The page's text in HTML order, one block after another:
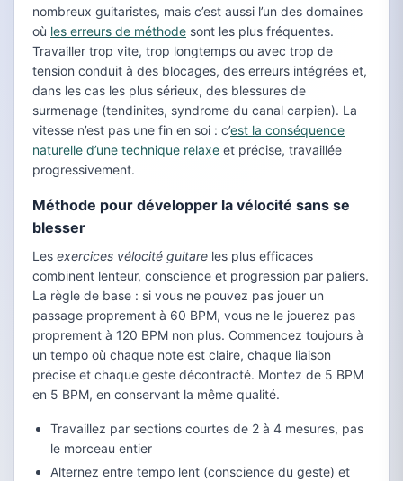
nombreux guitaristes, mais c’est aussi l’un des domaines
où les erreurs de méthode sont les plus fréquentes.
Travailler trop vite, trop longtemps ou avec trop de
tension conduit à des blocages, des erreurs intégrées et,
dans les cas les plus sérieux, des blessures de
surmenage (tendinites, syndrome du canal carpien). La
vitesse n’est pas une fin en soi : c’est la conséquence
naturelle d’une technique relaxe et précise, travaillée
progressivement.
Méthode pour développer la vélocité sans se
blesser
Les exercices vélocité guitare les plus efficaces
combinent lenteur, conscience et progression par paliers.
La règle de base : si vous ne pouvez pas jouer un
passage proprement à 60 BPM, vous ne le jouerez pas
proprement à 120 BPM non plus. Commencez toujours à
un tempo où chaque note est claire, chaque liaison
précise et chaque geste décontracté. Montez de 5 BPM
en 5 BPM, en conservant la même qualité.
Travaillez par sections courtes de 2 à 4 mesures, pas
le morceau entier
Alternez entre tempo lent (conscience du geste) et